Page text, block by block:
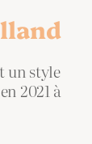
un style
2021 à